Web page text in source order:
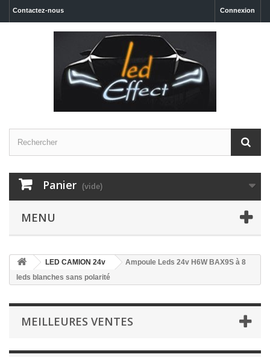
Connexion
Contactez-nous
Panier (vide)
MENU
LED CAMION 24v
Ampoule Leds 24v H6W BAX9S à 8
leds blanches sans polarité
MEILLEURES VENTES